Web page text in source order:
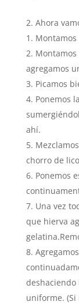
Ahora
agregamos
Picamos
Ponemos
ahí.
chorro de
Ponemos
Una vez
que hierva
deshaciendo
uniforme.